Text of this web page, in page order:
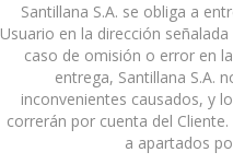
Santillana S.A. se obliga a
Usuario en la dirección
caso de omisión o error en
entrega, Santillana S.A.
inconvenientes causados, y
correrán por cuenta del
a apartados